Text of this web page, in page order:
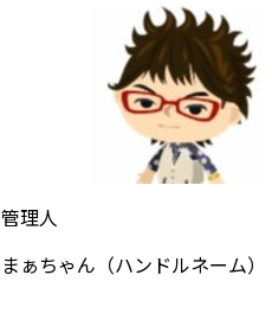
管理人
まぁちゃん（ハンドルネーム）